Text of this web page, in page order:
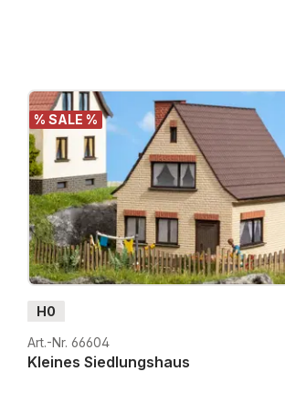
% SALE %
H0
Art.-Nr. 66604
Kleines Siedlungshaus